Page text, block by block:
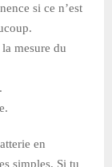
si ce n’est
mesure du
en
simples. Si tu